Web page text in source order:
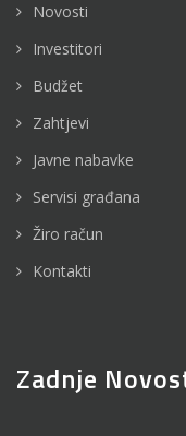
Novosti
Investitori
Budžet
Zahtjevi
Javne nabavke
Servisi građana
Žiro račun
Kontakti
Zadnje